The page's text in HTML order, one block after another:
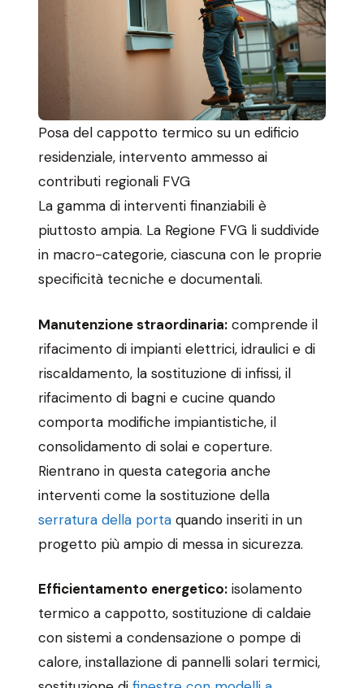
Posa del cappotto termico su un edificio
residenziale, intervento ammesso ai
contributi regionali FVG
La gamma di interventi finanziabili è
piuttosto ampia. La Regione FVG li suddivide
in macro-categorie, ciascuna con le proprie
specificità tecniche e documentali.
Manutenzione straordinaria: comprende il
rifacimento di impianti elettrici, idraulici e di
riscaldamento, la sostituzione di infissi, il
rifacimento di bagni e cucine quando
comporta modifiche impiantistiche, il
consolidamento di solai e coperture.
Rientrano in questa categoria anche
interventi come la sostituzione della
serratura della porta quando inseriti in un
progetto più ampio di messa in sicurezza.
Efficientamento energetico: isolamento
termico a cappotto, sostituzione di caldaie
con sistemi a condensazione o pompe di
calore, installazione di pannelli solari termici,